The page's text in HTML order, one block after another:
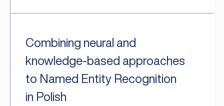
Combining neural and
knowledge-based approaches
to Named Entity Recognition
in Polish